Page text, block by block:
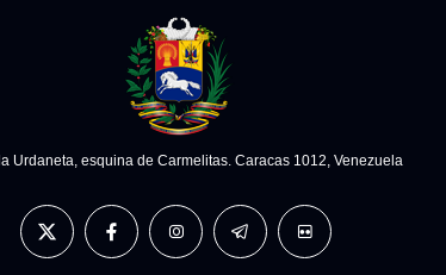
Urdaneta, esquina de Carmelitas. Caracas 1012, Venezuela